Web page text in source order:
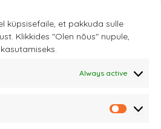
küpsisefaile, et pakkuda sulle
Klikkides "Olen nõus" nupule,
Always active